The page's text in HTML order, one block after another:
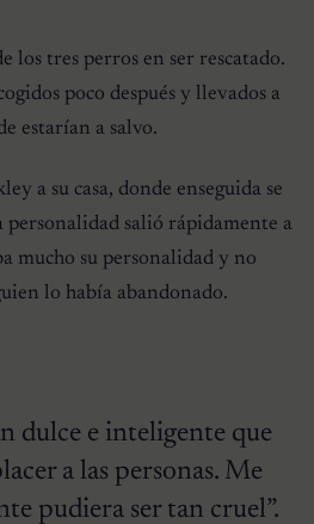
los tres perros en ser rescatado.
poco después y llevados a
estarían a salvo.
a su casa, donde enseguida se
personalidad salió rápidamente a
mucho su personalidad y no
lo había abandonado.
dulce e inteligente que
a las personas. Me
pudiera ser tan cruel”.